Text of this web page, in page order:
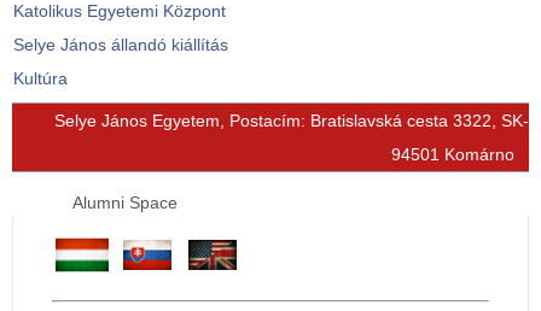
Katolikus Egyetemi Központ
Selye János állandó kiállítás
Kultúra
© FreeJoomla! 3 Modules - by VinaGecko.com
Selye János Egyetem, Postacím: Bratislavská cesta 3322, SK-
94501 Komárno
Alumni Space